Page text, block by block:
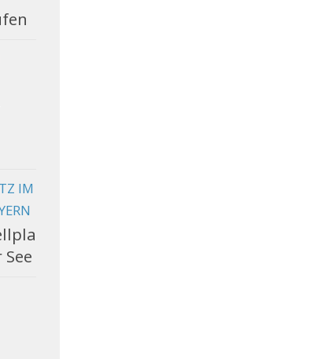
IM